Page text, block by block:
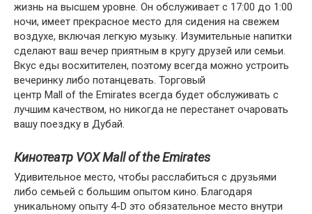
жизнь на высшем уровне. Он обслуживает с 17:00 до 1:00
ночи, имеет прекрасное место для сидения на свежем
воздухе, включая легкую музыку. Изумительные напитки
сделают ваш вечер приятным в кругу друзей или семьи.
Вкус еды восхитителен, поэтому всегда можно устроить
вечеринку либо потанцевать. Торговый
центр Mall of the Emirates всегда будет обслуживать с
лучшим качеством, но никогда не перестанет очаровать
вашу поездку в Дубай.
Кинотеатр VOX Mall of the Emirates
Удивительное место, чтобы расслабиться с друзьями
либо семьей с большим опытом кино. Благодаря
уникальному опыту 4-D это обязательное место внутри